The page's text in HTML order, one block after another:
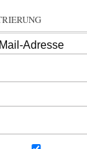
Adresse